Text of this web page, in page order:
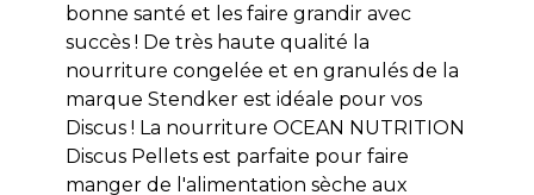
bonne santé et les faire grandir avec
succès ! De très haute qualité la
nourriture congelée et en granulés de la
marque Stendker est idéale pour vos
Discus ! La nourriture OCEAN NUTRITION
Discus Pellets est parfaite pour faire
manger de l'alimentation sèche aux